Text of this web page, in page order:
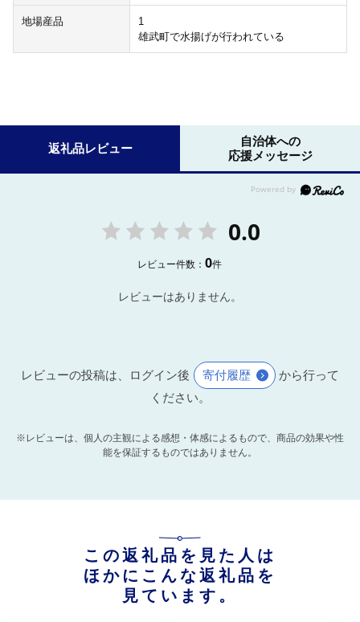
地場産品
1
雄武町で水揚げが行われている
返礼品レビュー
自治体への
応援メッセージ
0.0
レビュー件数：0件
レビューはありません。
レビューの投稿は、ログイン後 寄付履歴
から行って
ください。
※レビューは、個人の主観による感想・体感によるもので、商品の効果や性
能を保証するものではありません。
この返礼品を見た人は
ほかにこんな返礼品を
見ています。